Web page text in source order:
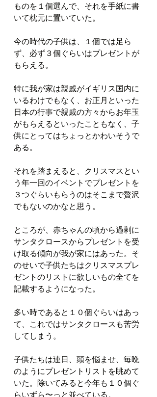
ものを１個選んで、それを手紙に書
いて枕元に置いていた。
今の時代の子供は、１個では足ら
ず、必ず３個ぐらいはプレゼントが
もらえる。
特に我が家は親戚がイギリス国内に
いるわけでもなく、お正月といった
日本の行事で親戚の方々からお年玉
がもらえるといったこともなく、子
供にとってはちょっとかわいそうで
ある。
それを踏まえると、クリスマスとい
う年一回のイベントでプレゼントを
３つぐらいもらうのはそこまで贅沢
でもないのかなと思う。
ところが、赤ちゃんの頃から過剰に
サンタクロースからプレゼントを受
け取る傾向が我が家にはあった。そ
のせいで子供たちはクリスマスプレ
ゼントのリストに欲しいもの全てを
記載するようになった。
多い時であると１０個ぐらいはあっ
て、これではサンタクロースも苦労
してしまう。
子供たちは連日、頭を悩ませ、毎晩
のようにプレゼントリストを眺めて
いた。除いてみると今年も１０個ぐ
らいずら〜っと並べている。